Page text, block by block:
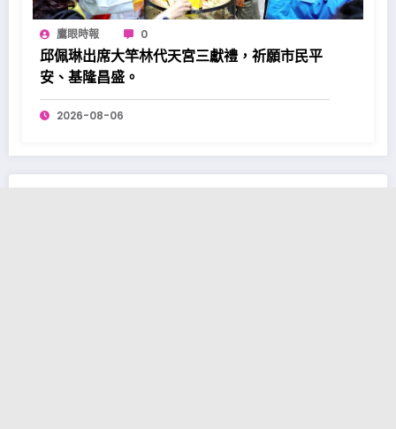
鷹眼時報 0
邱佩琳出席大竿林代天宮三獻禮，祈願市民平
安、基隆昌盛。
2026-08-06